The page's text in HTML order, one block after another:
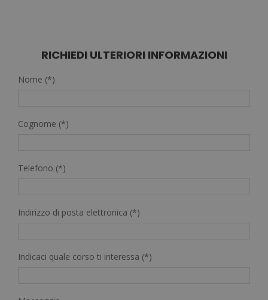
RICHIEDI ULTERIORI INFORMAZIONI
Nome (*)
Cognome (*)
Telefono (*)
Indirizzo di posta elettronica (*)
Indicaci quale corso ti interessa (*)